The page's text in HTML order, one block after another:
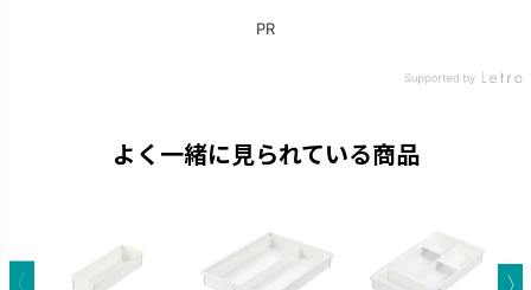
よく一緒に見られている商品